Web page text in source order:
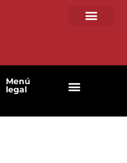
Menú
legal